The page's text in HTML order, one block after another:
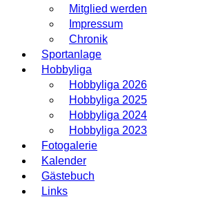
Mitglied werden
Impressum
Chronik
Sportanlage
Hobbyliga
Hobbyliga 2026
Hobbyliga 2025
Hobbyliga 2024
Hobbyliga 2023
Fotogalerie
Kalender
Gästebuch
Links